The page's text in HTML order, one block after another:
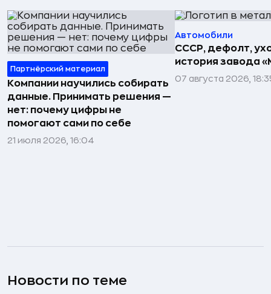
Партнёрский материал
Компании научились собирать
данные. Принимать решения —
нет: почему цифры не
помогают сами по себе
21 июля 2026, 16:04
Автомобили
СССР, дефолт,
история завода
07 августа 2026,
Новости по теме